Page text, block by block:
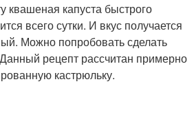
квашеная капуста быстрого
всего сутки. И вкус получается
Можно попробовать сделать
рецепт рассчитан примерно
кастрюльку.